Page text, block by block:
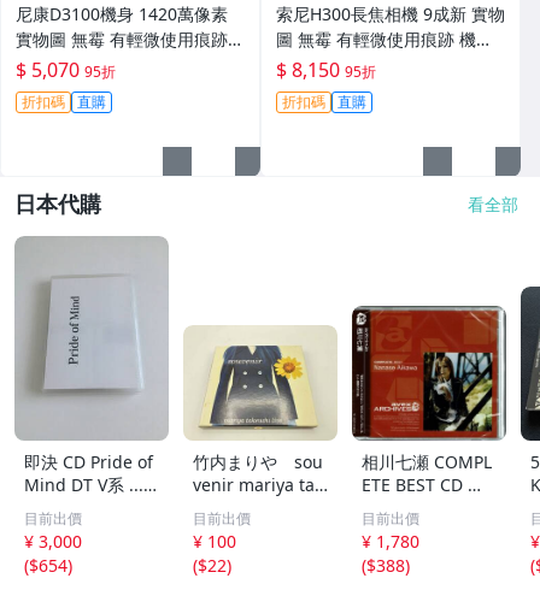
尼康D3100機身 1420萬像素
實物圖 無霉 有輕微使用痕跡
機身原裝 無拆修無翻新 臨-34
3
$ 5,070 95折
折扣碼 直購
索尼H300長焦相機 9成新 實物
圖 無霉 有輕微使用痕跡 機身
鏡頭原裝 無拆修無翻新-3430
$ 8,150 95折
折扣碼 直購
日本代購 看全部
即決 CD Pride of
Mind DT V系 ......
プライド・オブ・
マインド プライ
ドオブマインド
...VV...
目前出價
¥ 3,000
($654)
竹内まりや sou
venir mariya tak
euchi live
目前出價
¥ 100
($22)
相川七瀬 COMPL
ETE BEST CD コ
ンプリートベスト
目前出價
¥ 1,780
($388)
/
(